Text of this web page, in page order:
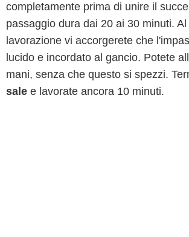
completamente prima di unire il
passaggio dura dai 20 ai 30 minuti.
lavorazione vi accorgerete che
lucido e incordato al gancio. Potete
mani, senza che questo si spezzi.
sale e lavorate ancora 10 minuti.